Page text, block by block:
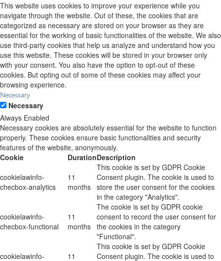
This website uses cookies to improve your experience while you
navigate through the website. Out of these, the cookies that are
categorized as necessary are stored on your browser as they are
essential for the working of basic functionalities of the website. We also
use third-party cookies that help us analyze and understand how you
use this website. These cookies will be stored in your browser only
with your consent. You also have the option to opt-out of these
cookies. But opting out of some of these cookies may affect your
browsing experience.
Necessary
Necessary
Always Enabled
Necessary cookies are absolutely essential for the website to function
properly. These cookies ensure basic functionalities and security
features of the website, anonymously.
Cookie
DurationDescription
cookielawinfo-
checbox-analytics
11
months
This cookie is set by GDPR Cookie
Consent plugin. The cookie is used to
store the user consent for the cookies
in the category "Analytics".
cookielawinfo-
checbox-functional
11
months
The cookie is set by GDPR cookie
consent to record the user consent for
the cookies in the category
"Functional".
cookielawinfo-
11
This cookie is set by GDPR Cookie
Consent plugin. The cookie is used to